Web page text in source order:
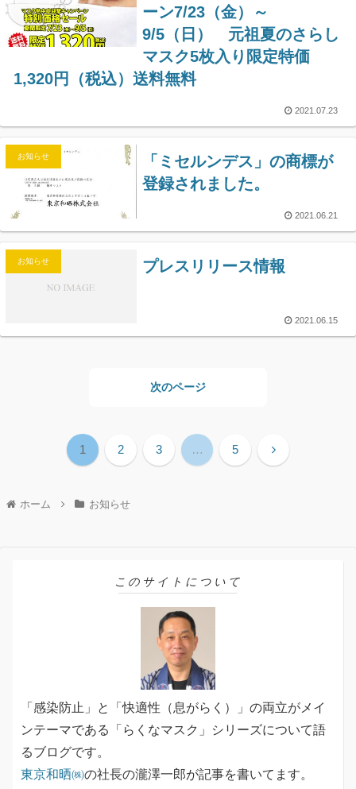
ーン7/23（金）～
9/5（日） 元祖夏のさらし
マスク5枚入り限定特価
1,320円（税込）送料無料
2021.07.23
お知らせ
「ミセルンデス」の商標が
登録されました。
2021.06.21
お知らせ プレスリリース情報
2021.06.15
次のページ
1 2 3 … 5
ホーム お知らせ
このサイトについて
「感染防止」と「快適性（息がらく）」の両立がメイ
ンテーマである「らくなマスク」シリーズについて語
るブログです。
東京和晒㈱の社長の瀧澤一郎が記事を書いてます。